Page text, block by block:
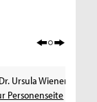
Ursula Wienen
Personenseite